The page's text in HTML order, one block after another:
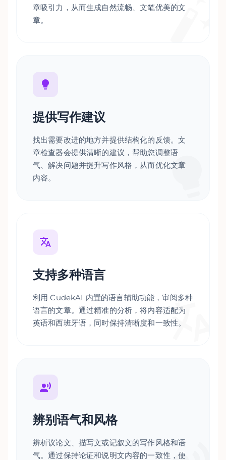
章吸引力，从而生成自然流畅、文笔优美的文
章。
提供写作建议
找出需要改进的地方并提供结构化的反馈。文
章检查器会提供清晰的建议，帮助您调整语
气、解决问题并提升写作风格，从而优化文章
内容。
支持多种语言
利用 CudekAI 内置的语言辅助功能，审阅多种
语言的文章。通过精准的分析，将内容适配为
英语和西班牙语，同时保持清晰度和一致性。
辨别语气和风格
辨析议论文、描写文或记叙文的写作风格和语
气。通过保持论证和说明文内容的一致性，使